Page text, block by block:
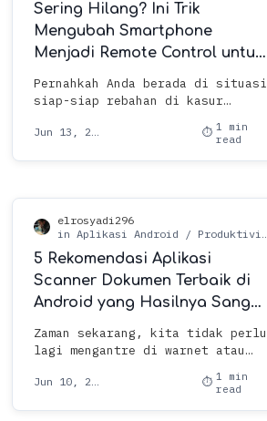
Sering Hilang? Ini Trik
Mengubah Smartphone
Menjadi Remote Control untuk
Smart TV dan AC di Rumah!
Pernahkah Anda berada di situasi
siap-siap rebahan di kasur
beraktivitas, tetapi begitu mau
1 min
read
5 Rekomendasi Aplikasi
Scanner Dokumen Terbaik di
Android yang Hasilnya Sangat
Jernih, Bebas Ribet!
Zaman sekarang, kita tidak perlu
lagi mengantre di warnet atau
mahal cuma buat mengubah dokumen
1 min
read